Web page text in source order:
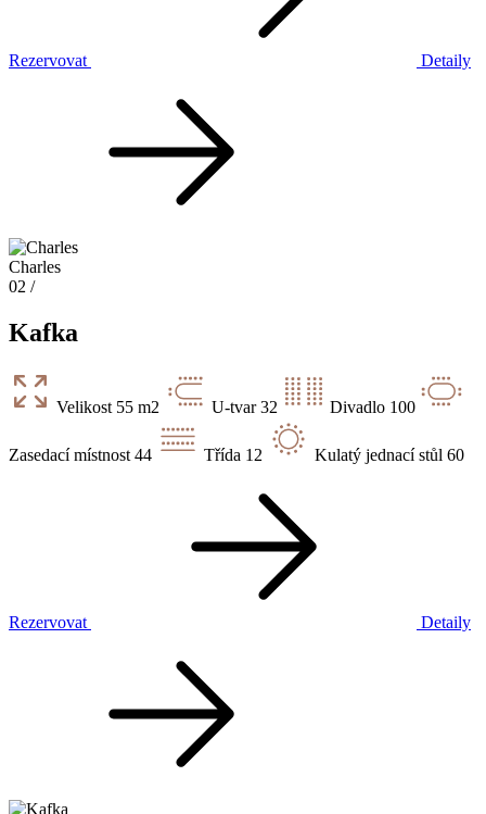
Rezervovat Detaily
Charles
02 /
Kafka
Velikost 55 m2 U-tvar 32 Divadlo 100
Zasedací místnost 44 Třída 12 Kulatý jednací stůl 60
Rezervovat Detaily